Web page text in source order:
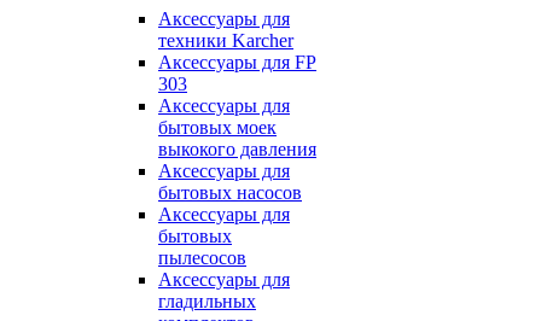
Аксессуары для
техники Karcher
Аксессуары для FP
303
Аксессуары для
бытовых моек
выкокого давления
Аксессуары для
бытовых насосов
Аксессуары для
бытовых
пылесосов
Аксессуары для
гладильных